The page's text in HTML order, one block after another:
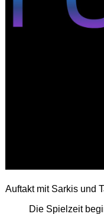
Auftakt mit Sarkis und
Die Spielzeit